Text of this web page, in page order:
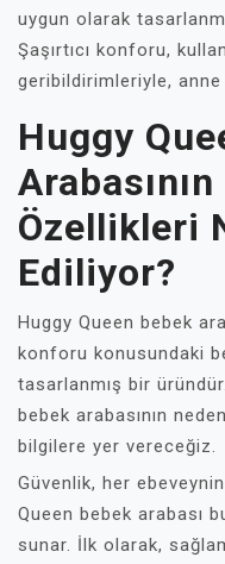
uygun olarak
Şaşırtıcı konforu,
geribildirimleriyle,
Huggy
Özellikleri
Ediliyor?
Huggy Queen bebek
konforu konusundaki
tasarlanmış bir
bebek arabasının
bilgilere yer vereceğiz.
Güvenlik, her
Queen bebek arabası
sunar. İlk olarak,